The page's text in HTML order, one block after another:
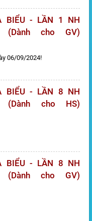
BIỂU - LẦN 1 NH
(Dành cho GV)
06/09/2024!
BIỂU - LẦN 8 NH
(Dành cho HS)
BIỂU - LẦN 8 NH
(Dành cho GV)